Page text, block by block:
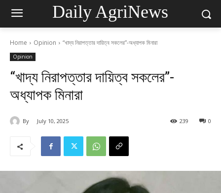
Daily AgriNews
Home Opinion “খাদ্য নিরাপত্তার দায়িত্ব সকলের”-অধ্যাপক মিনারা
Opinion
“খাদ্য নিরাপত্তার দায়িত্ব সকলের”-
অধ্যাপক মিনারা
By July 10, 2025 0
239